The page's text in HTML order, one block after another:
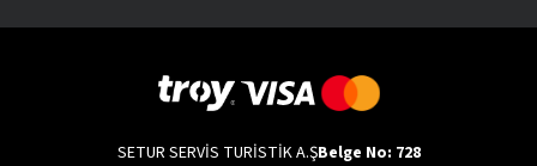
SETUR SERVİS TURİSTİK A.ŞBelge No: 728